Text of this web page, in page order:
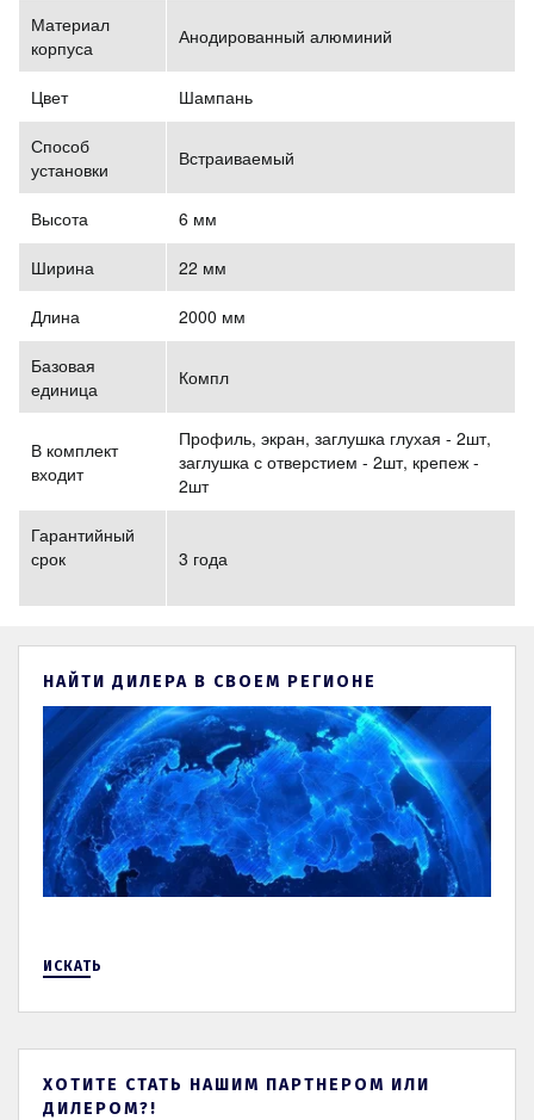
Материал
корпуса
Анодированный алюминий
Цвет Шампань
Способ
установки
Встраиваемый
Высота 6 мм
Ширина 22 мм
Длина 2000 мм
Базовая
единица
Компл
В комплект
входит
Профиль, экран, заглушка глухая - 2шт,
заглушка с отверстием - 2шт, крепеж -
2шт
Гарантийный
срок
3 года
НАЙТИ ДИЛЕРА В СВОЕМ РЕГИОНЕ
ИСКАТЬ
ХОТИТЕ СТАТЬ НАШИМ ПАРТНЕРОМ ИЛИ
ДИЛЕРОМ?!